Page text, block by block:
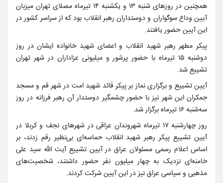
همچنین در روزهای شنبه ۱۳ و یکشنبه ۱۴ تیرماه مصلای تهران میزبان
آیین وداع سوگواران و دوستداران رهبر انقلاب بود که از سراسر کشور در
این آیین حضور یافتند.
پیکر مطهر رهبر شهید انقلاب و اعضای شهید خانواده ایشان در روز
دوشنبه ۱۵ تیرماه با حضور پرشور و میلیونی عزاداران در شهر تهران
تشییع شد.
آیین تشییع و برگزاری نماز بر پیکر قائد شهید امت در شهر قم و مسجد
جمکران این شهر نیز با حضور چشمگیر دوستدار آن رهبر فرزانه در روز
سه‌شنبه ۱۶ تیرماه برگزار شد.
روز چهارشنبه ۱۷ تیرماه شهروندان عراقی در شهرهای نجف و کربلا در
آیین تشییع پیکر رهبر شهید انقلاب حماسه‌ای بی‌نظیر رقم زدند، بر
اساس اعلام رسمی مسئولان عراق در آیین تشییع آیت الله سید علی
خامنه‌ای نزدیک به چهار میلیون نفر حضور داشتند، شخصیت‌های
مذهبی و سیاسی عراق نیز در این آیین شرکت کردند.